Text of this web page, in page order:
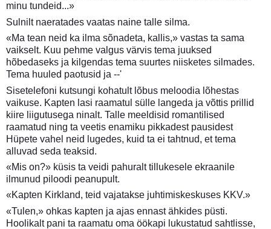
minu tundeid...»
Sulnilt naeratades vaatas naine talle silma.
«Ma tean neid ka ilma sõnadeta, kallis,» vastas ta sama
vaikselt. Kuu pehme valgus värvis tema juuksed
hõbedaseks ja kilgendas tema suurtes niisketes silmades.
Tema huuled paotusid ja --'
Sisetelefoni kutsungi kohatult lõbus meloodia lõhestas
vaikuse. Kapten lasi raamatul sülle langeda ja võttis prillid
kiire liigutusega ninalt. Talle meeldisid romantilised
raamatud ning ta veetis enamiku pikkadest pausidest
Hüpete vahel neid lugedes, kuid ta ei tahtnud, et tema
alluvad seda teaksid.
«Mis on?» küsis ta veidi pahuralt tillukesele ekraanile
ilmunud piloodi peanupult.
«Kapten Kirkland, teid vajatakse juhtimiskeskuses KKV.»
«Tulen,» ohkas kapten ja ajas ennast ähkides püsti.
Hoolikalt pani ta raamatu oma öökapi lukustatud sahtlisse,